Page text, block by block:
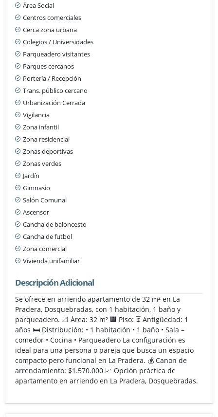
Área Social
Centros comerciales
Cerca zona urbana
Colegios / Universidades
Parqueadero visitantes
Parques cercanos
Portería / Recepción
Trans. público cercano
Urbanización Cerrada
Vigilancia
Zona infantil
Zona residencial
Zonas deportivas
Zonas verdes
Jardín
Gimnasio
Salón Comunal
Ascensor
Cancha de baloncesto
Cancha de futbol
Zona comercial
Vivienda unifamiliar
Descripción Adicional
Se ofrece en arriendo apartamento de 32 m² en La
Pradera, Dosquebradas, con 1 habitación, 1 baño y
parqueadero. 📐 Área: 32 m² 🏢 Piso: ⏳ Antigüedad: 1
años 🛏️ Distribución: • 1 habitación • 1 baño • Sala –
comedor • Cocina • Parqueadero La configuración es
ideal para una persona o pareja que busca un espacio
compacto pero funcional en La Pradera. 💰 Canon de
arrendamiento: $1.570.000 📈 Opción práctica de
apartamento en arriendo en La Pradera, Dosquebradas.